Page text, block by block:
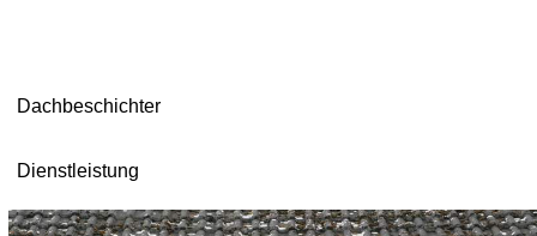
Dachbeschichter
Dienstleistung